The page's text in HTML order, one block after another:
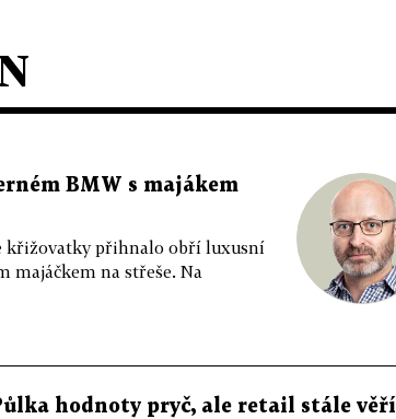
BMW s majákem
křižovatky přihnalo obří luxusní
majáčkem na střeše. Na
hodnoty pryč, ale retail stále věří